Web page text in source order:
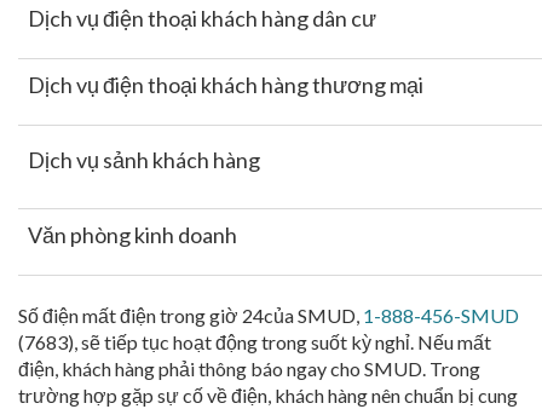
Dịch vụ điện thoại khách hàng dân cư
Dịch vụ điện thoại khách hàng thương mại
Dịch vụ sảnh khách hàng
Văn phòng kinh doanh
Số điện mất điện trong giờ 24của SMUD, 1-888-456-SMUD
(7683), sẽ tiếp tục hoạt động trong suốt kỳ nghỉ. Nếu mất
điện, khách hàng phải thông báo ngay cho SMUD. Trong
trường hợp gặp sự cố về điện, khách hàng nên chuẩn bị cung